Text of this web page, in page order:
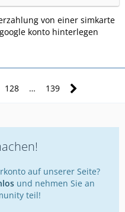
von einer simkarte
konto hinterlegen
128 … 139
auf unserer Seite?
und nehmen Sie an
teil!